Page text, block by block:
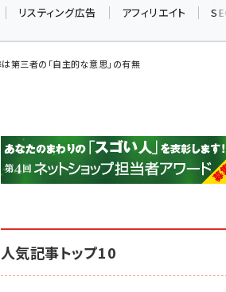
yahoo (1900)
アスクル (1118)
base (1071)
リスティング広告 アフィリエイト
第三者の「自主的な意思」の有無
人気記事トップ10